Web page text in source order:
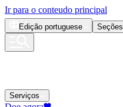
Ir para o conteudo principal
Edição portuguese Seções
Serviços